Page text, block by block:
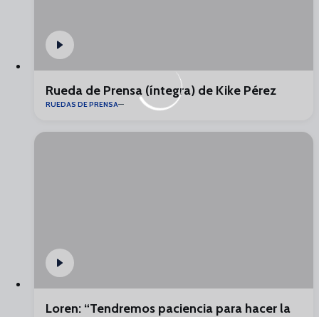
Rueda de Prensa (íntegra) de Kike Pérez
RUEDAS DE PRENSA
Loren: “Tendremos paciencia para hacer la